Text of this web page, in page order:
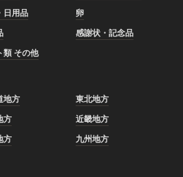
日用品
卵
感謝状・記念品
類 その他
地方
東北地方
方
近畿地方
方 九州地方